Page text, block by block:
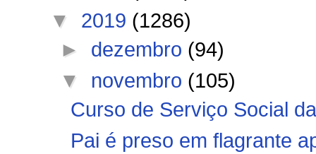
▼ 2019 (1286)
► dezembro (94)
▼ novembro (105)
Curso de Serviço Social
Pai é preso em flagrante